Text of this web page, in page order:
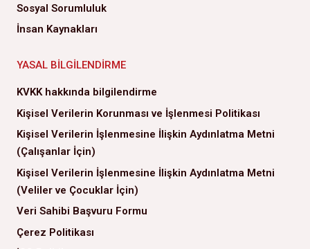
Sosyal Sorumluluk
İnsan Kaynakları
YASAL BILGILENDIRME
KVKK hakkında bilgilendirme
Kişisel Verilerin Korunması ve İşlenmesi Politikası
Kişisel Verilerin İşlenmesine İlişkin Aydınlatma Metni
(Çalışanlar İçin)
Kişisel Verilerin İşlenmesine İlişkin Aydınlatma Metni
(Veliler ve Çocuklar İçin)
Veri Sahibi Başvuru Formu
Çerez Politikası